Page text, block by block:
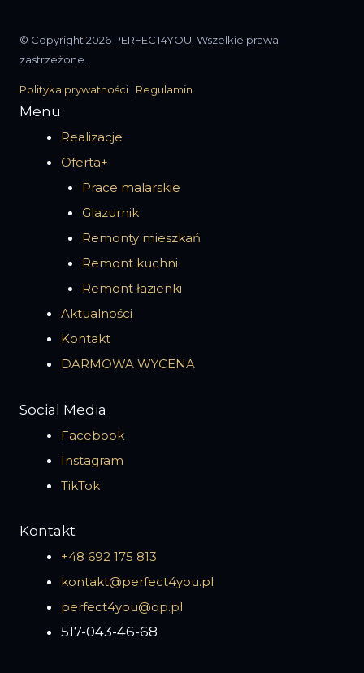
© Copyright 2026 PERFECT4YOU. Wszelkie prawa
zastrzeżone.
Polityka prywatności | Regulamin
Menu
Realizacje
Oferta+
Prace malarskie
Glazurnik
Remonty mieszkań
Remont kuchni
Remont łazienki
Aktualności
Kontakt
DARMOWA WYCENA
Social Media
Facebook
Instagram
TikTok
Kontakt
+48 692 175 813
kontakt@perfect4you.pl
perfect4you@op.pl
517-043-46-68